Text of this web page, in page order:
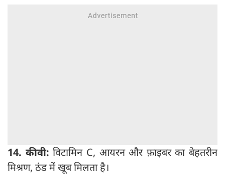
14. कीवी: विटामिन C, आयरन और फ़ाइबर का बेहतरीन
मिश्रण, ठंड में खूब मिलता है।